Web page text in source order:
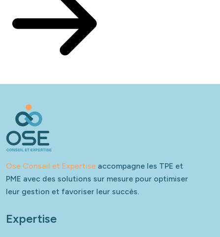
Ose Conseil et Expertise accompagne les TPE et
PME avec des solutions sur mesure pour optimiser
leur gestion et favoriser leur succès.
Expertise